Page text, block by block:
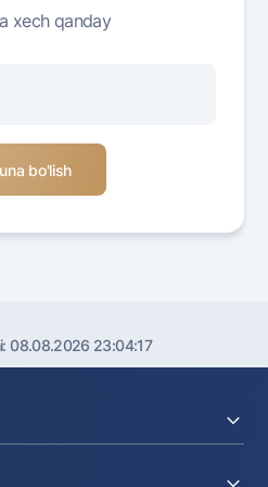
ishlashga rozilik berish
xech qanday
08.08.2026 23:04:17